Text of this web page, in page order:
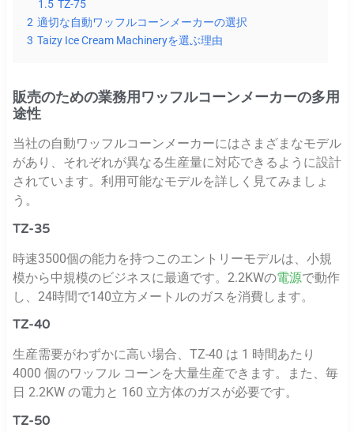
1.5 TZ-75
2 適切な自動ワッフルコーンメーカーの選択
3 Taizy Ice Cream Machineryを選ぶ理由
販売のための業務用ワッフルコーンメーカーの多用
途性
当社の自動ワッフルコーンメーカーにはさまざまなモデル
があり、それぞれが異なる生産量に対応できるように設計
されています。利用可能なモデルを詳しく見てみましょ
う。
TZ-35
時速3500個の能力を持つこのエントリーモデルは、小規
模から中規模のビジネスに最適です。2.2KWの電源で動作
し、24時間で140立方メートルのガスを消費します。
TZ-40
生産需要がわずかに高い場合、TZ-40 は 1 時間あたり
4000 個のワッフル コーンを大量生産できます。また、毎
日 2.2KW の電力と 160 立方体のガスが必要です。
TZ-50